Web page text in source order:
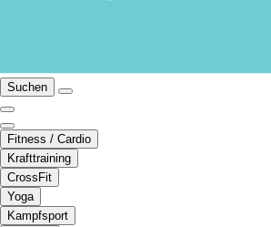
Suchen
Fitness / Cardio
Krafttraining
CrossFit
Yoga
Kampfsport